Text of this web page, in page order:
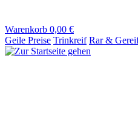
Warenkorb 0,00 €
Geile Preise Trinkreif Rar &